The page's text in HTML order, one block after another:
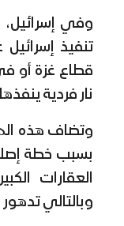
وفي
تنفيذ
قطاع غزة أو
نار فردية
وتضاف هذه
بسبب خطة
العقارات
وبالتالي تدهور